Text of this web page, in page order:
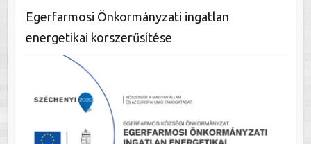
Egerfarmosi Önkormányzati ingatlan
energetikai korszerűsítése